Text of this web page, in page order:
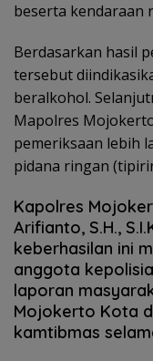
beserta kendaraan
Berdasarkan hasil
tersebut
beralkohol.
Mapolres
pemeriksaan lebih
pidana ringan
Kapolres
Arifianto, S.H.,
keberhasilan ini
anggota
laporan
Mojokerto Kota
kamtibmas